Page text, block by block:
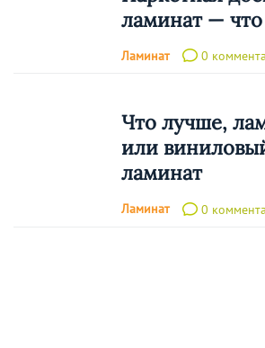
ламинат —
Ламинат 0
Что лучше,
или
ламинат
Ламинат 0